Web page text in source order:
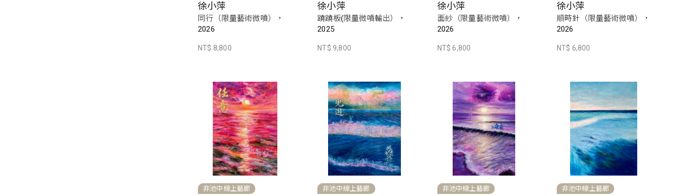
徐小萍
同行（限量藝術微噴），
2026
NT$ 8,800
徐小萍
蹺蹺板(限量微噴輸出），
2025
NT$ 9,800
徐小萍
面紗（限量藝術微噴），
2026
NT$ 6,800
徐小萍
順時針（限量藝術微噴），
2026
NT$ 6,800
非池中線上藝廊 非池中線上藝廊 非池中線上藝廊 非池中線上藝廊